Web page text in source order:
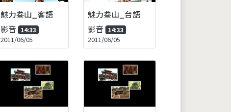
魅力叁山_客語
影音 14:33
2011/06/05
魅力叁山_台語
影音 14:33
2011/06/05